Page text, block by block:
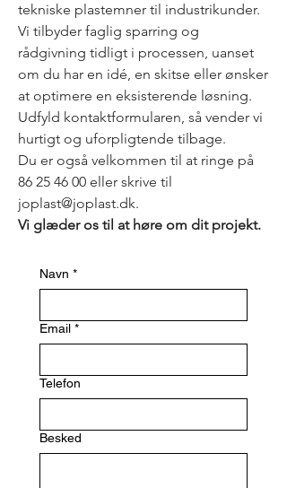
tekniske plastemner til industrikunder.
Vi tilbyder faglig sparring og
rådgivning tidligt i processen, uanset
om du har en idé, en skitse eller ønsker
at optimere en eksisterende løsning.
Udfyld kontaktformularen, så vender vi
hurtigt og uforpligtende tilbage.
Du er også velkommen til at ringe på
86 25 46 00 eller skrive til
joplast@joplast.dk.
Vi glæder os til at høre om dit projekt.
Navn *
Email *
Telefon
Besked